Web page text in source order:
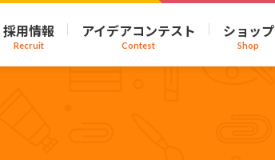
採用情報
Recruit
アイデアコンテスト
Contest
ショップ
Shop